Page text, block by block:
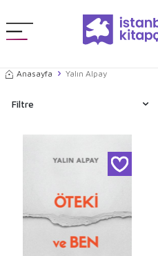
Anasayfa Yalın Alpay
Filtre